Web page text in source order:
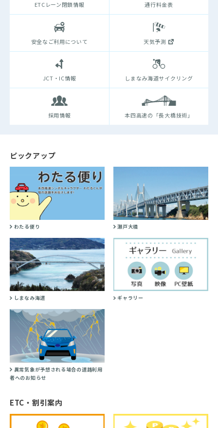
ETCレーン閉鎖情報 通行料金表
安全なご利用について 天気予測
JCT・IC情報 しまなみ海道サイクリング
採用情報 本四高速の「長大橋技術」
ピックアップ
わたる便り 瀬戸大橋
しまなみ海道 ギャラリー
異常気象が予想される場合の道路利用
者へのお知らせ
ETC・割引案内